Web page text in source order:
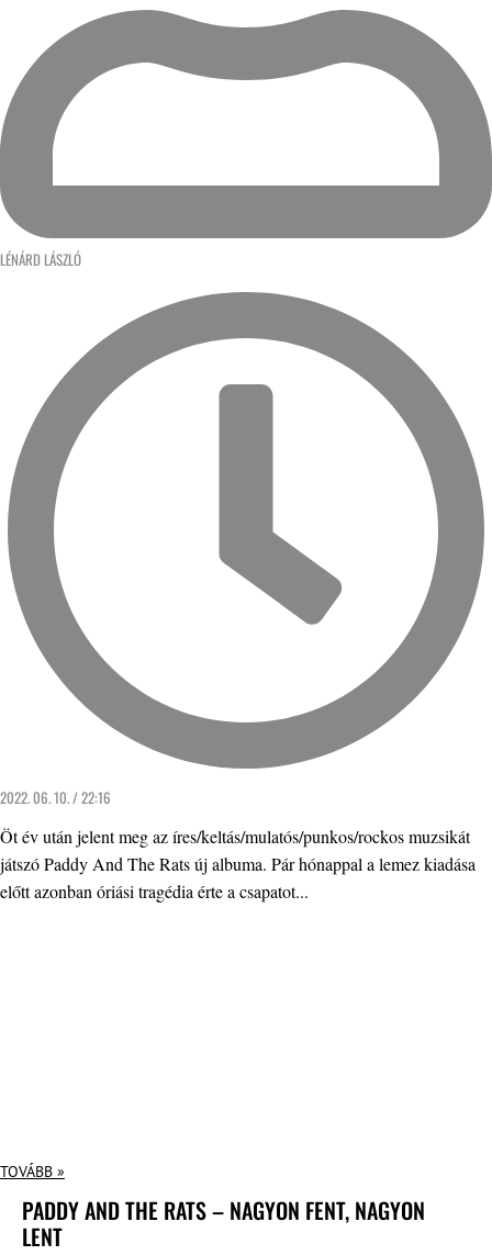
LÉNÁRD LÁSZLÓ
2022. 06. 10. / 22:16
Öt év után jelent meg az íres/keltás/mulatós/punkos/rockos muzsikát
játszó Paddy And The Rats új albuma. Pár hónappal a lemez kiadása
előtt azonban óriási tragédia érte a csapatot...
TOVÁBB »
PADDY AND THE RATS – NAGYON FENT, NAGYON
LENT